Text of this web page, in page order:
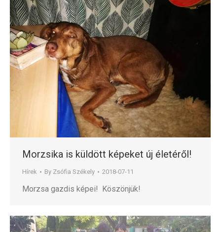
Morzsika is küldött képeket új életéről!
Hírek By Zsófia Székely 2018-07-11
Morzsa gazdis képei! Köszönjük!